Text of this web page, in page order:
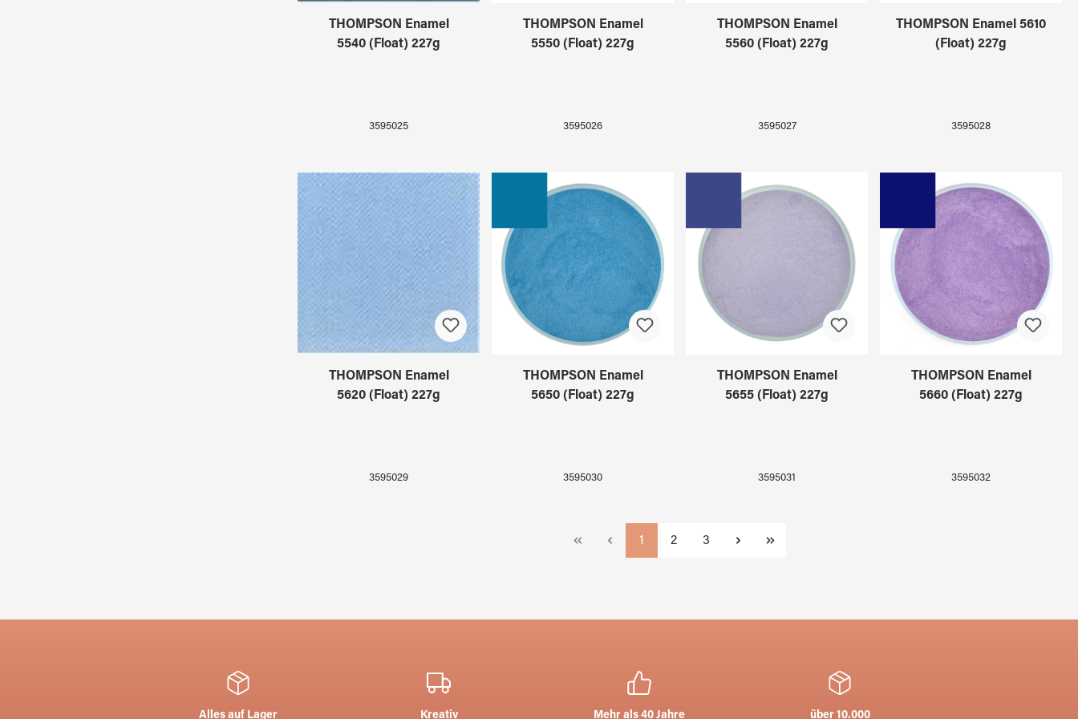
THOMPSON Enamel
5540 (Float) 227g
3595025
THOMPSON Enamel
5550 (Float) 227g
3595026
THOMPSON Enamel
5560 (Float) 227g
3595027
THOMPSON Enamel 5610
(Float) 227g
3595028
THOMPSON Enamel
5620 (Float) 227g
3595029
THOMPSON Enamel
5650 (Float) 227g
3595030
THOMPSON Enamel
5655 (Float) 227g
3595031
THOMPSON Enamel
5660 (Float) 227g
3595032
Seite
1 Seite
2 Seite
3
Alles auf Lager Kreativ Mehr als 40 Jahre über 10.000